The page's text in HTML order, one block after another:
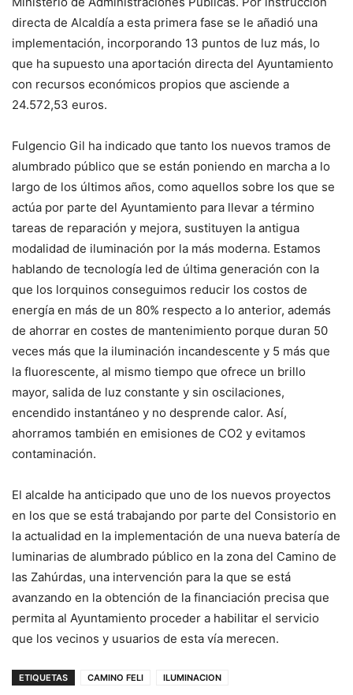
directa de Alcaldía a esta primera fase se le añadió una
implementación, incorporando 13 puntos de luz más, lo
que ha supuesto una aportación directa del Ayuntamiento
con recursos económicos propios que asciende a
24.572,53 euros.
Fulgencio Gil ha indicado que tanto los nuevos tramos de
alumbrado público que se están poniendo en marcha a lo
largo de los últimos años, como aquellos sobre los que se
actúa por parte del Ayuntamiento para llevar a término
tareas de reparación y mejora, sustituyen la antigua
modalidad de iluminación por la más moderna. Estamos
hablando de tecnología led de última generación con la
que los lorquinos conseguimos reducir los costos de
energía en más de un 80% respecto a lo anterior, además
de ahorrar en costes de mantenimiento porque duran 50
veces más que la iluminación incandescente y 5 más que
la fluorescente, al mismo tiempo que ofrece un brillo
mayor, salida de luz constante y sin oscilaciones,
encendido instantáneo y no desprende calor. Así,
ahorramos también en emisiones de CO2 y evitamos
contaminación.
El alcalde ha anticipado que uno de los nuevos proyectos
en los que se está trabajando por parte del Consistorio en
la actualidad en la implementación de una nueva batería de
luminarias de alumbrado público en la zona del Camino de
las Zahúrdas, una intervención para la que se está
avanzando en la obtención de la financiación precisa que
permita al Ayuntamiento proceder a habilitar el servicio
que los vecinos y usuarios de esta vía merecen.
ETIQUETAS CAMINO FELI ILUMINACION